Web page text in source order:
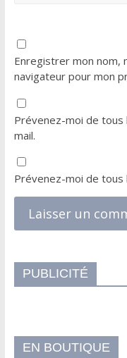
Enregistrer mon nom,
navigateur pour mon
Prévenez-moi de tous
mail.
Prévenez-moi de tous
PUBLICITÉ
EN BOUTIQUE